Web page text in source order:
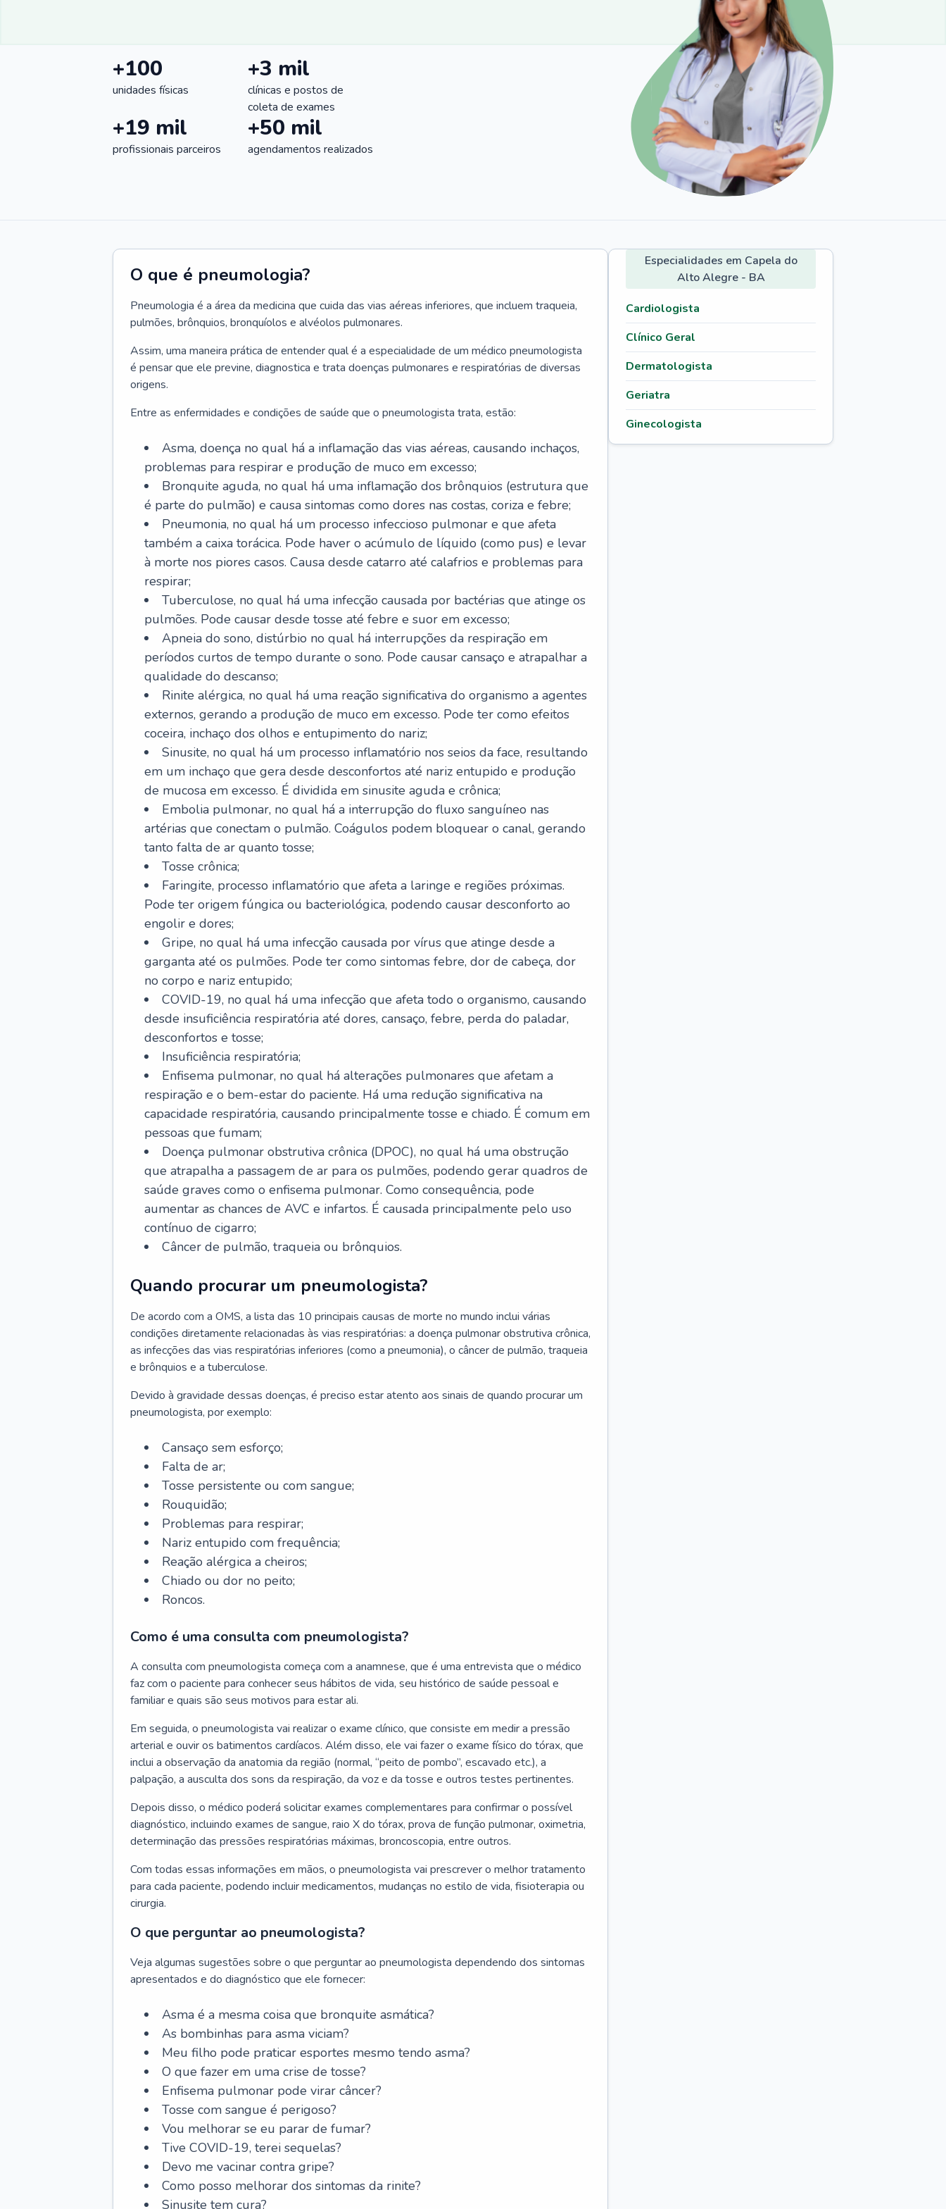
+100
unidades físicas
+3 mil
clínicas e postos de
coleta de exames
+19 mil
profissionais parceiros
+50 mil
agendamentos realizados
O que é pneumologia?
Pneumologia é a área da medicina que cuida das vias aéreas inferiores, que incluem traqueia,
pulmões, brônquios, bronquíolos e alvéolos pulmonares.
Assim, uma maneira prática de entender qual é a especialidade de um médico pneumologista
é pensar que ele previne, diagnostica e trata doenças pulmonares e respiratórias de diversas
origens.
Entre as enfermidades e condições de saúde que o pneumologista trata, estão:
Asma, doença no qual há a inflamação das vias aéreas, causando inchaços,
problemas para respirar e produção de muco em excesso;
Bronquite aguda, no qual há uma inflamação dos brônquios (estrutura que
é parte do pulmão) e causa sintomas como dores nas costas, coriza e febre;
Pneumonia, no qual há um processo infeccioso pulmonar e que afeta
também a caixa torácica. Pode haver o acúmulo de líquido (como pus) e levar
à morte nos piores casos. Causa desde catarro até calafrios e problemas para
respirar;
Tuberculose, no qual há uma infecção causada por bactérias que atinge os
pulmões. Pode causar desde tosse até febre e suor em excesso;
Apneia do sono, distúrbio no qual há interrupções da respiração em
períodos curtos de tempo durante o sono. Pode causar cansaço e atrapalhar a
qualidade do descanso;
Rinite alérgica, no qual há uma reação significativa do organismo a agentes
externos, gerando a produção de muco em excesso. Pode ter como efeitos
coceira, inchaço dos olhos e entupimento do nariz;
Sinusite, no qual há um processo inflamatório nos seios da face, resultando
em um inchaço que gera desde desconfortos até nariz entupido e produção
de mucosa em excesso. É dividida em sinusite aguda e crônica;
Embolia pulmonar, no qual há a interrupção do fluxo sanguíneo nas
artérias que conectam o pulmão. Coágulos podem bloquear o canal, gerando
tanto falta de ar quanto tosse;
Tosse crônica;
Faringite, processo inflamatório que afeta a laringe e regiões próximas.
Pode ter origem fúngica ou bacteriológica, podendo causar desconforto ao
engolir e dores;
Gripe, no qual há uma infecção causada por vírus que atinge desde a
garganta até os pulmões. Pode ter como sintomas febre, dor de cabeça, dor
no corpo e nariz entupido;
COVID-19, no qual há uma infecção que afeta todo o organismo, causando
desde insuficiência respiratória até dores, cansaço, febre, perda do paladar,
desconfortos e tosse;
Insuficiência respiratória;
Enfisema pulmonar, no qual há alterações pulmonares que afetam a
respiração e o bem-estar do paciente. Há uma redução significativa na
capacidade respiratória, causando principalmente tosse e chiado. É comum em
pessoas que fumam;
Doença pulmonar obstrutiva crônica (DPOC), no qual há uma obstrução
que atrapalha a passagem de ar para os pulmões, podendo gerar quadros de
saúde graves como o enfisema pulmonar. Como consequência, pode
aumentar as chances de AVC e infartos. É causada principalmente pelo uso
contínuo de cigarro;
Câncer de pulmão, traqueia ou brônquios.
Quando procurar um pneumologista?
De acordo com a OMS, a lista das 10 principais causas de morte no mundo inclui várias
condições diretamente relacionadas às vias respiratórias: a doença pulmonar obstrutiva crônica,
as infecções das vias respiratórias inferiores (como a pneumonia), o câncer de pulmão, traqueia
e brônquios e a tuberculose.
Devido à gravidade dessas doenças, é preciso estar atento aos sinais de quando procurar um
pneumologista, por exemplo:
Cansaço sem esforço;
Falta de ar;
Tosse persistente ou com sangue;
Rouquidão;
Problemas para respirar;
Nariz entupido com frequência;
Reação alérgica a cheiros;
Chiado ou dor no peito;
Roncos.
Como é uma consulta com pneumologista?
A consulta com pneumologista começa com a anamnese, que é uma entrevista que o médico
faz com o paciente para conhecer seus hábitos de vida, seu histórico de saúde pessoal e
familiar e quais são seus motivos para estar ali.
Em seguida, o pneumologista vai realizar o exame clínico, que consiste em medir a pressão
arterial e ouvir os batimentos cardíacos. Além disso, ele vai fazer o exame físico do tórax, que
inclui a observação da anatomia da região (normal, “peito de pombo”, escavado etc.), a
palpação, a ausculta dos sons da respiração, da voz e da tosse e outros testes pertinentes.
Depois disso, o médico poderá solicitar exames complementares para confirmar o possível
diagnóstico, incluindo exames de sangue, raio X do tórax, prova de função pulmonar, oximetria,
determinação das pressões respiratórias máximas, broncoscopia, entre outros.
Com todas essas informações em mãos, o pneumologista vai prescrever o melhor tratamento
para cada paciente, podendo incluir medicamentos, mudanças no estilo de vida, fisioterapia ou
cirurgia.
O que perguntar ao pneumologista?
Veja algumas sugestões sobre o que perguntar ao pneumologista dependendo dos sintomas
apresentados e do diagnóstico que ele fornecer:
Asma é a mesma coisa que bronquite asmática?
As bombinhas para asma viciam?
Meu filho pode praticar esportes mesmo tendo asma?
O que fazer em uma crise de tosse?
Enfisema pulmonar pode virar câncer?
Tosse com sangue é perigoso?
Vou melhorar se eu parar de fumar?
Tive COVID-19, terei sequelas?
Devo me vacinar contra gripe?
Como posso melhorar dos sintomas da rinite?
Sinusite tem cura?
Especialidades em Capela do
Alto Alegre - BA
Cardiologista
Clínico Geral
Dermatologista
Geriatra
Ginecologista